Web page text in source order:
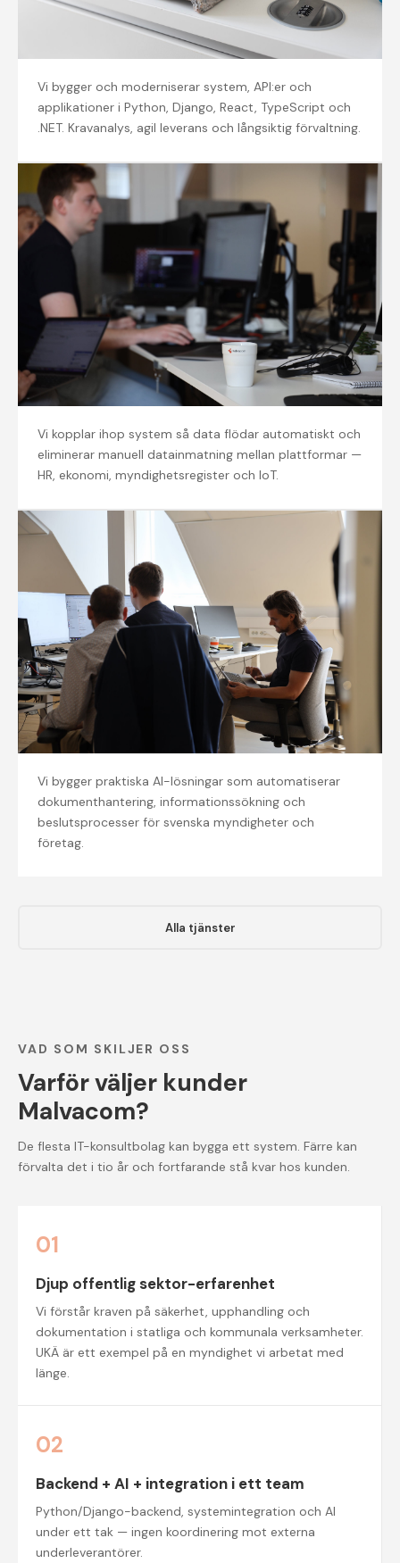
Mjukvaruutveckling
Vi bygger och moderniserar system, API:er och
applikationer i Python, Django, React, TypeScript och
.NET. Kravanalys, agil leverans och långsiktig förvaltning.
Systemintegration
Vi kopplar ihop system så data flödar automatiskt och
eliminerar manuell datainmatning mellan plattformar —
HR, ekonomi, myndighetsregister och IoT.
AI och automation
Vi bygger praktiska AI-lösningar som automatiserar
dokumenthantering, informationssökning och
beslutsprocesser för svenska myndigheter och
företag.
Alla tjänster
VAD SOM SKILJER OSS
Varför väljer kunder
Malvacom?
De flesta IT-konsultbolag kan bygga ett system. Färre kan
förvalta det i tio år och fortfarande stå kvar hos kunden.
01
Djup offentlig sektor-erfarenhet
Vi förstår kraven på säkerhet, upphandling och
dokumentation i statliga och kommunala verksamheter.
UKÄ är ett exempel på en myndighet vi arbetat med
länge.
02
Backend + AI + integration i ett team
Python/Django-backend, systemintegration och AI
under ett tak — ingen koordinering mot externa
underleverantörer.